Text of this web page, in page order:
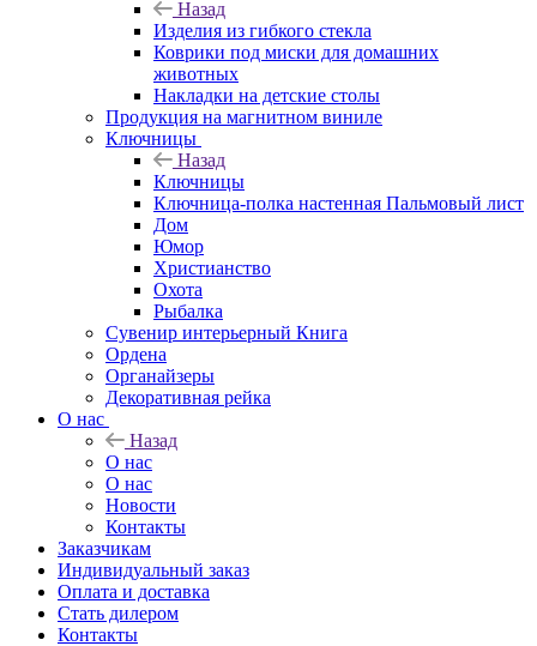
Назад
Изделия из гибкого стекла
Коврики под миски для домашних
животных
Накладки на детские столы
Продукция на магнитном виниле
Ключницы
Назад
Ключницы
Ключница-полка настенная Пальмовый лист
Дом
Юмор
Христианство
Охота
Рыбалка
Сувенир интерьерный Книга
Ордена
Органайзеры
Декоративная рейка
О нас
Назад
О нас
О нас
Новости
Контакты
Заказчикам
Индивидуальный заказ
Оплата и доставка
Стать дилером
Контакты